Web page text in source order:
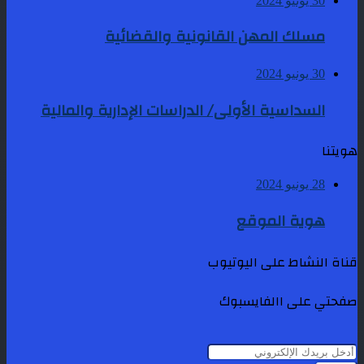
مسلك المهن القانونية والقضائية
30 يونيو 2024
السداسية الأولى/ الدراسات الإدارية والمالية
هويتنا
28 يونيو 2024
هوية الموقع
قناة النشاط على اليوتيوب
صفحتي على االفايسبوك
أدخل